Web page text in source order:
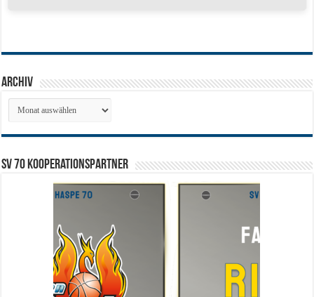
Archiv
Archiv
SV 70 Kooperationspartner